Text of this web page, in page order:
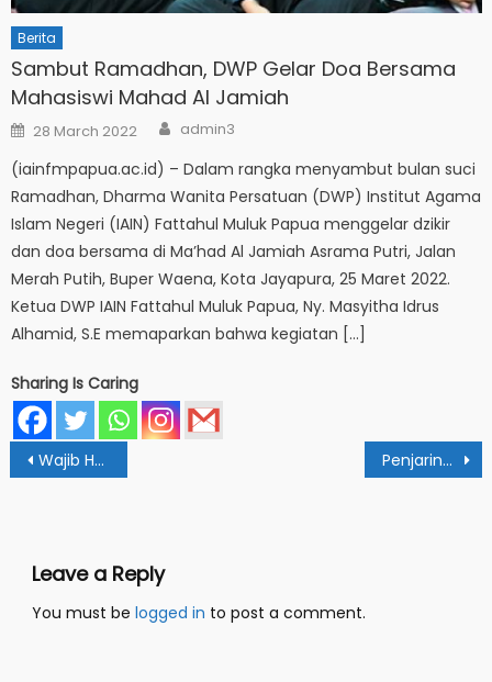
Berita
Sambut Ramadhan, DWP Gelar Doa Bersama
Mahasiswi Mahad Al Jamiah
Posted
on
28 March 2022 Author
admin3
(iainfmpapua.ac.id) – Dalam rangka menyambut bulan suci
Ramadhan, Dharma Wanita Persatuan (DWP) Institut Agama
Islam Negeri (IAIN) Fattahul Muluk Papua menggelar dzikir
dan doa bersama di Ma’had Al Jamiah Asrama Putri, Jalan
Merah Putih, Buper Waena, Kota Jayapura, 25 Maret 2022.
Ketua DWP IAIN Fattahul Muluk Papua, Ny. Masyitha Idrus
Alhamid, S.E memaparkan bahwa kegiatan […]
Sharing Is Caring
Post
navigation
Wajib Halal Oktober 2026: Rektor IAIN Papua Ajak Pengusaha Urus Sertifikat Gratis Penjaringan Bakal Calon Rektor IAIN FM Papua
Leave a Reply
You must be logged in to post a comment.